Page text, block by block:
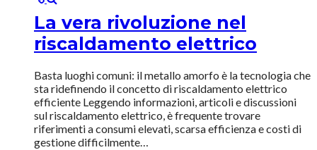
La vera rivoluzione nel
riscaldamento elettrico
Basta luoghi comuni: il metallo amorfo è la tecnologia che
sta ridefinendo il concetto di riscaldamento elettrico
efficiente Leggendo informazioni, articoli e discussioni
sul riscaldamento elettrico, è frequente trovare
riferimenti a consumi elevati, scarsa efficienza e costi di
gestione difficilmente…